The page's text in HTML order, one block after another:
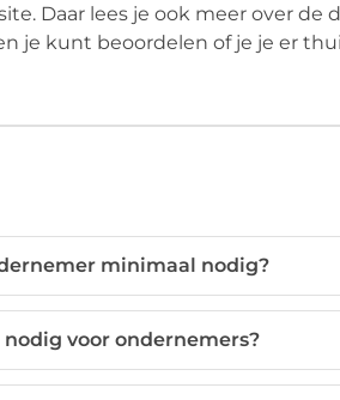
Daar lees je ook meer over de
je kunt beoordelen of je je er
minimaal nodig?
voor ondernemers?